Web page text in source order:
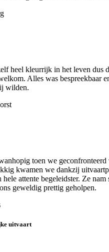
heel kleurrijk in het leven dus
Alles was bespreekbaar
wilden.
toen we geconfronteerd
kwamen we dankzij
attente begeleidster. Ze nam
geweldig prettig geholpen.
uitvaart